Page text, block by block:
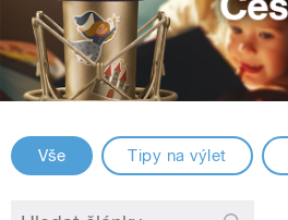
Vše Tipy na výlet